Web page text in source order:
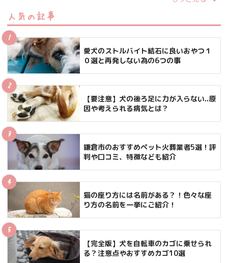
人気の記事
愛犬のストルバイト結石に良いおやつ１
０選と再発しない為の6つの事
【要注意】犬の後ろ足に力が入らない..原
因や考えられる病気とは？
鎌倉市のおすすめペット火葬業者5選！評
判や口コミ、特徴なども紹介
猫の座り方には名前がある？！色々な座
り方の名前を一挙にご紹介！
【完全版】犬を自転車のカゴに乗せられ
る？注意点やおすすめカゴ10選